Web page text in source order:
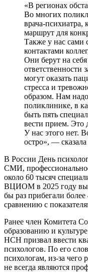
«В регионах
Во многих
врача-психиатра,
маршрут для
Также у нас сами
контактами
Они берут на
ответственности
могут оказать
стресса и
образом. Нам
поликлинике, в
быть пять
вести прием.
У нас этого нет.
остро», —
В России День
СМИ,
около 60 тысяч
ВЦИОМ в 2025 году
бы раз прибегали
сравнению с
Ранее член Комитета
образованию и
НСН призвал ввести
психологов. По его
психологам, из-за чего
не всегда являются